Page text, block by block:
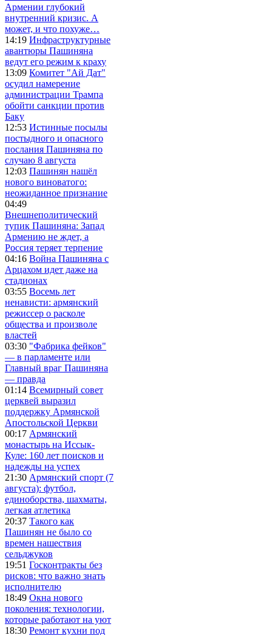
Армении глубокий
внутренний кризис. А
может, и что похуже…
14:19 Инфраструктурные
авантюры Пашиняна
ведут его режим к краху
13:09 Комитет "Ай Дат"
осудил намерение
администрации Трампа
обойти санкции против
Баку
12:53 Истинные посылы
постыдного и опасного
послания Пашиняна по
случаю 8 августа
12:03 Пашинян нашёл
нового виноватого:
неожиданное признание
04:49
Внешнеполитический
тупик Пашиняна: Запад
Армению не ждет, а
Россия теряет терпение
04:16 Война Пашиняна с
Арцахом идет даже на
стадионах
03:55 Восемь лет
ненависти: армянский
режиссер о расколе
общества и произволе
властей
03:30 "Фабрика фейков"
— в парламенте или
Главный враг Пашиняна
— правда
01:14 Всемирный совет
церквей выразил
поддержку Армянской
Апостольской Церкви
00:17 Армянский
монастырь на Иссык-
Куле: 160 лет поисков и
надежды на успех
21:30 Армянский спорт (7
августа): футбол,
единоборства, шахматы,
легкая атлетика
20:37 Такого как
Пашинян не было со
времен нашествия
сельджуков
19:51 Госконтракты без
рисков: что важно знать
исполнителю
18:49 Окна нового
поколения: технологии,
которые работают на уют
18:30 Ремонт кухни под